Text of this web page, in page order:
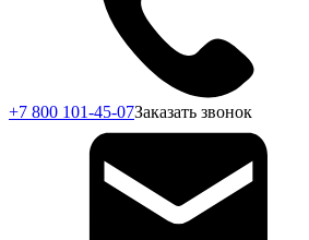
+7 800 101-45-07Заказать звонок